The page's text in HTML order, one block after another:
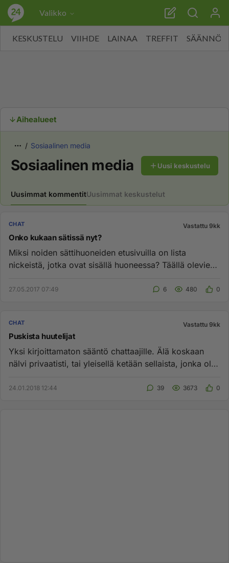
Valikko
KESKUSTELU VIIHDE LAINAA TREFFIT SÄÄNNÖT
Aihealueet
Sosiaalinen media
Sosiaalinen media Uusi keskustelu
Uusimmat kommentitUusimmat keskustelut
CHAT Vastattu 9kk
Onko kukaan sätissä nyt?
Miksi noiden sättihuoneiden etusivuilla on lista
nickeistä, jotka ovat sisällä huoneessa? Täällä olevien
27.05.2017 07:49 6 480 0
CHAT Vastattu 9kk
Puskista huutelijat
Yksi kirjoittamaton sääntö chattaajille. Älä koskaan
nälvi privaatisti, tai yleisellä ketään sellaista, jonka olet
24.01.2018 12:44 39 3673 0